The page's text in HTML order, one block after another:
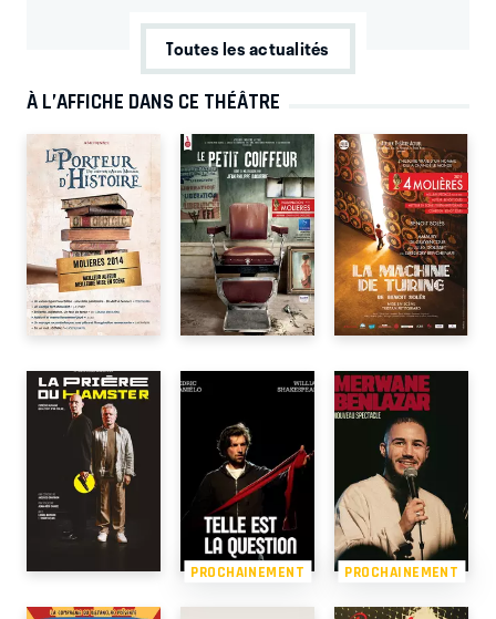
Toutes les actualités
À L’AFFICHE DANS CE THÉÂTRE
PROCHAINEMENT PROCHAINEMENT